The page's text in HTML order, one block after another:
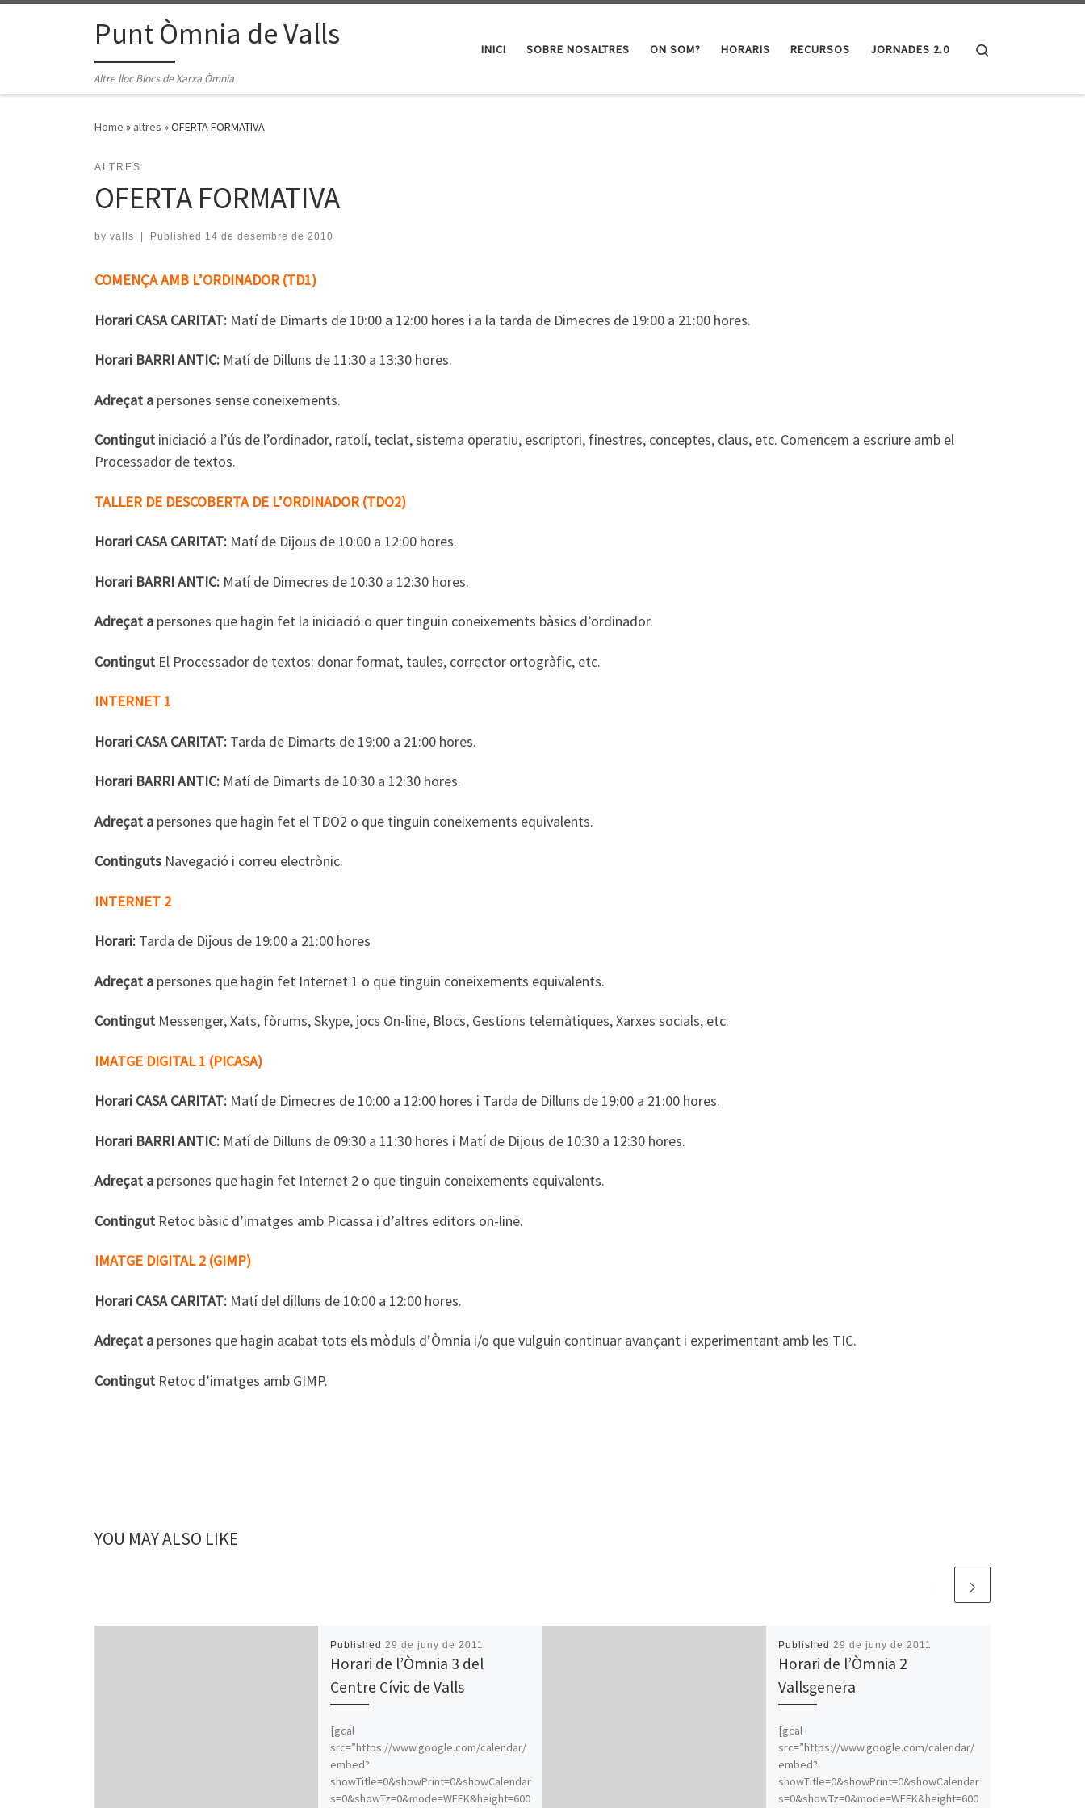
Skip to contentPunt Òmnia de Valls
Altre lloc Blocs de Xarxa Òmnia
INICI SOBRE NOSALTRES ON SOM? HORARIS RECURSOS JORNADES 2.0
Home » altres »OFERTA FORMATIVA
ALTRES
OFERTA FORMATIVA
by valls Published 14 de desembre de 2010
COMENÇA AMB L’ORDINADOR (TD1)
Horari CASA CARITAT: Matí de Dimarts de 10:00 a 12:00 hores i a la tarda de Dimecres de 19:00 a 21:00 hores.
Horari BARRI ANTIC: Matí de Dilluns de 11:30 a 13:30 hores.
Adreçat a persones sense coneixements.
Contingut iniciació a l’ús de l’ordinador, ratolí, teclat, sistema operatiu, escriptori, finestres, conceptes, claus, etc. Comencem a escriure amb el
Processador de textos.
TALLER DE DESCOBERTA DE L’ORDINADOR (TDO2)
Horari CASA CARITAT: Matí de Dijous de 10:00 a 12:00 hores.
Horari BARRI ANTIC: Matí de Dimecres de 10:30 a 12:30 hores.
Adreçat a persones que hagin fet la iniciació o quer tinguin coneixements bàsics d’ordinador.
Contingut El Processador de textos: donar format, taules, corrector ortogràfic, etc.
INTERNET 1
Horari CASA CARITAT: Tarda de Dimarts de 19:00 a 21:00 hores.
Horari BARRI ANTIC: Matí de Dimarts de 10:30 a 12:30 hores.
Adreçat a persones que hagin fet el TDO2 o que tinguin coneixements equivalents.
Continguts Navegació i correu electrònic.
INTERNET 2
Horari: Tarda de Dijous de 19:00 a 21:00 hores
Adreçat a persones que hagin fet Internet 1 o que tinguin coneixements equivalents.
Contingut Messenger, Xats, fòrums, Skype, jocs On-line, Blocs, Gestions telemàtiques, Xarxes socials, etc.
IMATGE DIGITAL 1 (PICASA)
Horari CASA CARITAT: Matí de Dimecres de 10:00 a 12:00 hores i Tarda de Dilluns de 19:00 a 21:00 hores.
Horari BARRI ANTIC: Matí de Dilluns de 09:30 a 11:30 hores i Matí de Dijous de 10:30 a 12:30 hores.
Adreçat a persones que hagin fet Internet 2 o que tinguin coneixements equivalents.
Contingut Retoc bàsic d’imatges amb Picassa i d’altres editors on-line.
IMATGE DIGITAL 2 (GIMP)
Horari CASA CARITAT: Matí del dilluns de 10:00 a 12:00 hores.
Adreçat a persones que hagin acabat tots els mòduls d’Òmnia i/o que vulguin continuar avançant i experimentant amb les TIC.
Contingut Retoc d’imatges amb GIMP.
YOU MAY ALSO LIKE
Published 29 de juny de 2011
Horari de l’Òmnia 3 del
Centre Cívic de Valls
[gcal
src=”https://www.google.com/calendar/
embed?
showTitle=0&showPrint=0&showCalendar
s=0&showTz=0&mode=WEEK&height=600
Published 29 de juny de 2011
Horari de l’Òmnia 2
Vallsgenera
[gcal
src=”https://www.google.com/calendar/
embed?
showTitle=0&showPrint=0&showCalendar
s=0&showTz=0&mode=WEEK&height=600